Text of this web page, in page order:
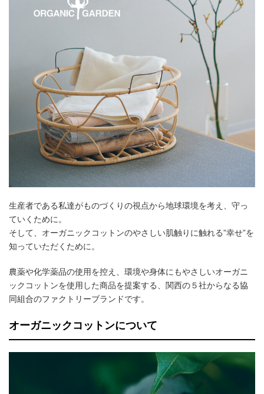
生産者である私達がものづくりの視点から地球環境を考え、守っ
ていくために。
そして、オーガニックコットンのやさしい肌触りに触れる”幸せ”を
知っていただくために。
農薬や化学薬品の使用を控え、環境や身体にもやさしいオーガニ
ックコットンを使用した商品を提案する、関西の５社からなる協
同組合のファクトリーブランドです。
オーガニックコットンについて